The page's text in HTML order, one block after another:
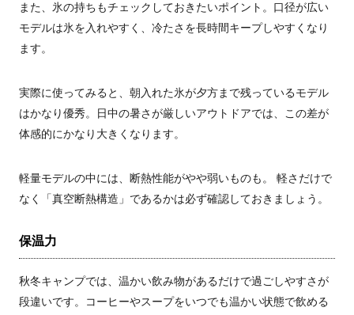
また、氷の持ちもチェックしておきたいポイント。口径が広い
モデルは氷を入れやすく、冷たさを長時間キープしやすくなり
ます。
実際に使ってみると、朝入れた氷が夕方まで残っているモデル
はかなり優秀。日中の暑さが厳しいアウトドアでは、この差が
体感的にかなり大きくなります。
軽量モデルの中には、断熱性能がやや弱いものも。 軽さだけで
なく「真空断熱構造」であるかは必ず確認しておきましょう。
保温力
秋冬キャンプでは、温かい飲み物があるだけで過ごしやすさが
段違いです。コーヒーやスープをいつでも温かい状態で飲める